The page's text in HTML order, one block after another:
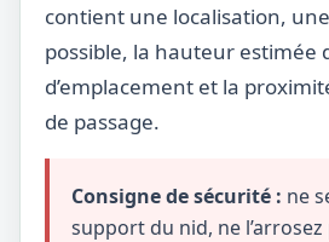
contient une localisation,
possible, la hauteur estimée
d’emplacement et la
de passage.
Consigne de sécurité : ne
support du nid, ne l’arrosez